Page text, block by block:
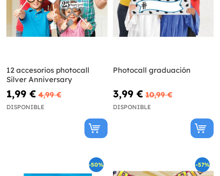
12 accesorios photocall
Silver Anniversary
1,99 € 4,99 €
DISPONIBLE
Photocall graduación
3,99 € 10,99 €
DISPONIBLE
-50% -57%